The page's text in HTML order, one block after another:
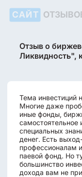
САЙТ
Отзыв о
Ликвидность",
Тема инвестиций
Многие даже
иные фонды,
самостоятельное
специальных
денег. Есть
профессионалам
паевой фонд. Но
большинство
дохода вам не